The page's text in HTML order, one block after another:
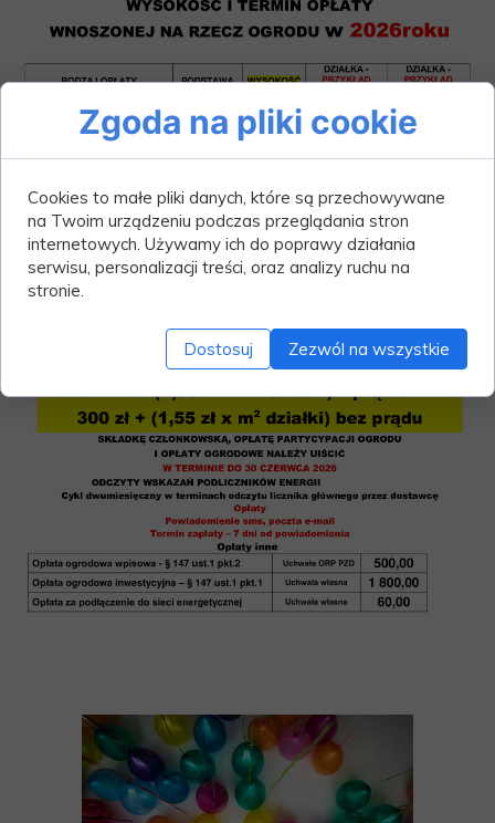
Zgoda na pliki cookie
Cookies to małe pliki danych, które są przechowywane
na Twoim urządzeniu podczas przeglądania stron
internetowych. Używamy ich do poprawy działania
serwisu, personalizacji treści, oraz analizy ruchu na
stronie.
Dostosuj Zezwól na wszystkie